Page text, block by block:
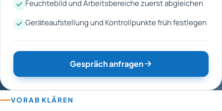
Feuchtebild und Arbeitsbereiche zuerst abgleichen
Geräteaufstellung und Kontrollpunkte früh festlegen
Gespräch anfragen
VORAB KLÄREN